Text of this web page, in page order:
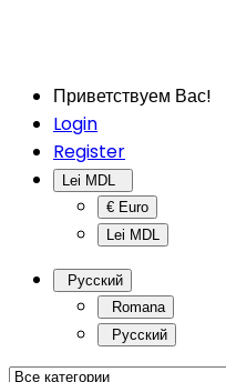
Приветствуем Вас!
Login
Register
€ Euro
Lei MDL
Русский
Romana
Русский